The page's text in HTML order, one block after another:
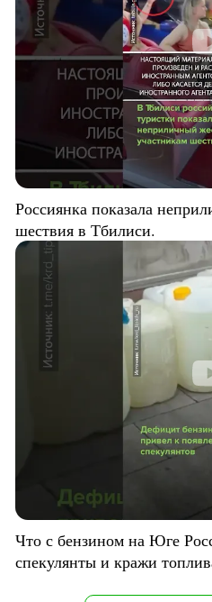
Россиянка показала
шествия в Тбилиси.
Что с бензином на Юге
спекулянты и кражи